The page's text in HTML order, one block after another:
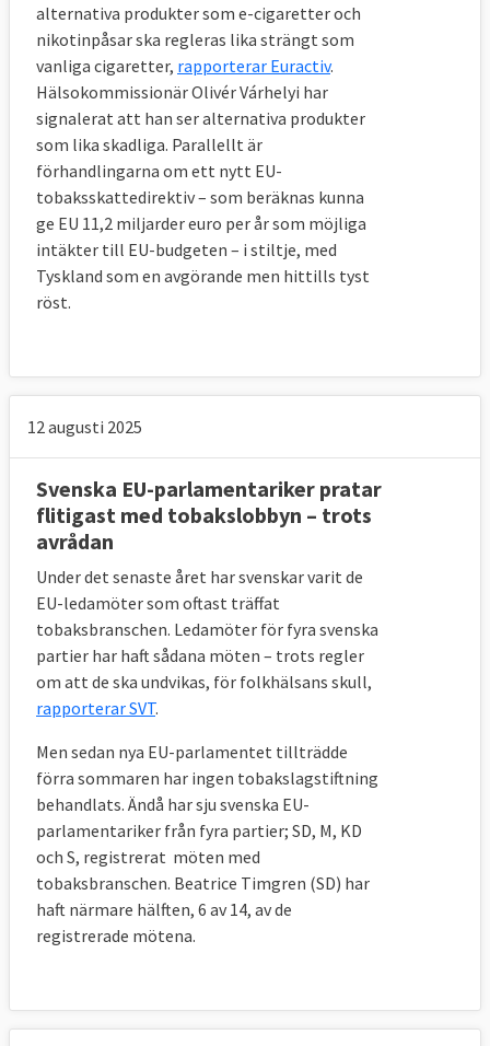
alternativa produkter som e-cigaretter och
nikotinpåsar ska regleras lika strängt som
vanliga cigaretter, rapporterar Euractiv.
Hälsokommissionär Olivér Várhelyi har
signalerat att han ser alternativa produkter
som lika skadliga. Parallellt är
förhandlingarna om ett nytt EU-
tobaksskattedirektiv – som beräknas kunna
ge EU 11,2 miljarder euro per år som möjliga
intäkter till EU-budgeten – i stiltje, med
Tyskland som en avgörande men hittills tyst
röst.
12 augusti 2025
Svenska EU-parlamentariker pratar
flitigast med tobakslobbyn – trots
avrådan
Under det senaste året har svenskar varit de
EU-ledamöter som oftast träffat
tobaksbranschen. Ledamöter för fyra svenska
partier har haft sådana möten – trots regler
om att de ska undvikas, för folkhälsans skull,
rapporterar SVT.
Men sedan nya EU-parlamentet tillträdde
förra sommaren har ingen tobakslagstiftning
behandlats. Ändå har sju svenska EU-
parlamentariker från fyra partier; SD, M, KD
och S, registrerat möten med
tobaksbranschen. Beatrice Timgren (SD) har
haft närmare hälften, 6 av 14, av de
registrerade mötena.